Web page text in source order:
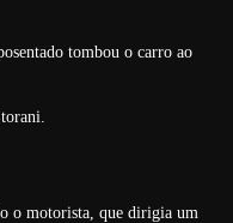
tombou o carro ao
o motorista, que dirigia um